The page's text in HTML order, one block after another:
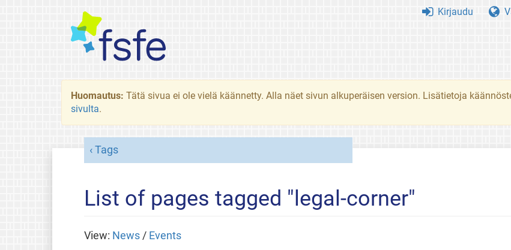
Kirjaudu
Huomautus: Tätä sivua ei ole vielä käännetty. Alla näet sivun alkuperäisen version. Lisätietoja
sivulta.
Tags
List of pages tagged "legal-corner"
View: News/ Events